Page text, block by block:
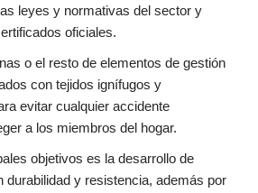
leyes y normativas del sector y
oficiales.
o el resto de elementos de gestión
con tejidos ignífugos y
evitar cualquier accidente
a los miembros del hogar.
objetivos es la desarrollo de
durabilidad y resistencia, además por